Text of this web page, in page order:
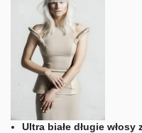
Ultra białe długie